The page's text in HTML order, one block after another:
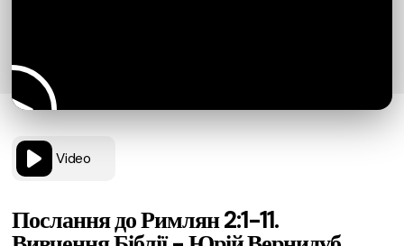
Video
Послання до Римлян 2:1-11.